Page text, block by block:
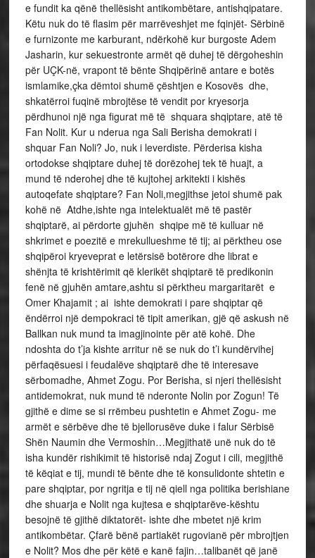
e fundit ka qënë thellësisht antikombëtare, antishqipatare.
Këtu nuk do të flasim për marrëveshjet me fqinjët- Sërbinë
e furnizonte me karburant, ndërkohë kur burgoste Adem
Jasharin, kur sekuestronte armët që duhej të dërgoheshin
për UÇK-në, vrapont të bënte Shqipërinë antare e botës
ismlamike,çka dëmtoi shumë çështjen e Kosovës dhe,
shkatërroi fuqinë mbrojtëse të vendit por kryesorja
përdhunoi një nga figurat më të shquara shqiptare, atë të
Fan Nolit. Kur u nderua nga Sali Berisha demokrati i
shquar Fan Noli? Jo, nuk i leverdiste. Përderisa kisha
ortodokse shqiptare duhej të dorëzohej tek të huajt, a
mund të nderohej dhe të kujtohej arkitekti i kishës
autoqefate shqiptare? Fan Noli,megjithse jetoi shumë pak
kohë në Atdhe,ishte nga intelektualët më të pastër
shqiptarë, ai përdorte gjuhën shqipe më të kulluar në
shkrimet e poezitë e mrekullueshme të tij; ai përktheu ose
shqipëroi kryeveprat e letërsisë botërore dhe librat e
shënjta të krishtërimit që klerikët shqiptarë të predikonin
fenë në gjuhën amtare,ashtu si përktheu margaritarët e
Omer Khajamit ; ai ishte demokrati i pare shqiptar që
ëndërroi një dempokraci të tipit amerikan, gjë që askush në
Ballkan nuk mund ta imagjinointe për atë kohë. Dhe
ndoshta do t’ja kishte arritur në se nuk do t’i kundërvihej
përfaqësuesi i feudalëve shqiptarë dhe të interesave
sërbomadhe, Ahmet Zogu. Por Berisha, si njeri thellësisht
antidemokrat, nuk mund të nderonte Nolin por Zogun! Të
gjithë e dime se si rrëmbeu pushtetin e Ahmet Zogu- me
armët e sërbëve dhe të bjellorusëve duke i falur Sërbisë
Shën Naumin dhe Vermoshin…Megjithatë unë nuk do të
isha kundër rishikimit të historisë ndaj Zogut i cili, megjithë
të këqiat e tij, mundi të bënte dhe të konsulidonte shtetin e
pare shqiptar, por ngritja e tij në qiell nga politika berishiane
dhe shuarja e Nolit nga kujtesa e shqiptarëve-kështu
besojnë të gjithë diktatorët- ishte dhe mbetet një krim
antikombëtar. Çfarë bënë partiakët rugovianë për mbrojtjen
e Nolit? Mos dhe për këtë e kanë fajin…talibanët që janë